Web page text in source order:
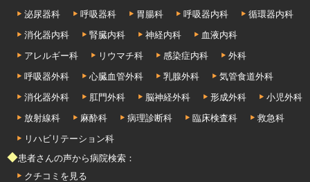
泌尿器科
呼吸器科 胃腸科 呼吸器内科
循環器内科
消化器内科
腎臓内科 神経内科
血液内科
アレルギー科
リウマチ科 感染症内科
外科
呼吸器外科
心臓血管外科 乳腺外科
気管食道外科
消化器外科
肛門外科 脳神経外科 形成外科
小児外科
放射線科
麻酔科 病理診断科 臨床検査科
救急科
リハビリテーション科
◆患者さんの声から病院検索：
クチコミを見る